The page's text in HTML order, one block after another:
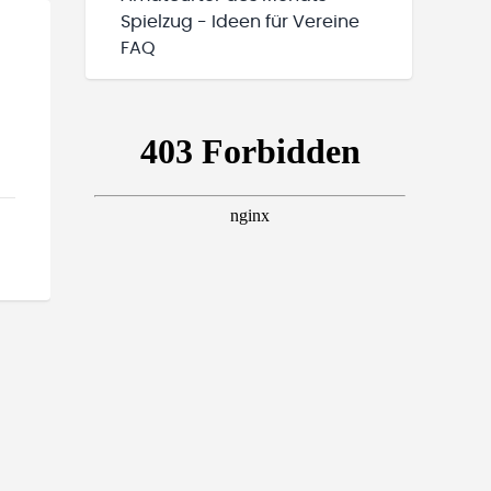
Spielzug - Ideen für Vereine
FAQ